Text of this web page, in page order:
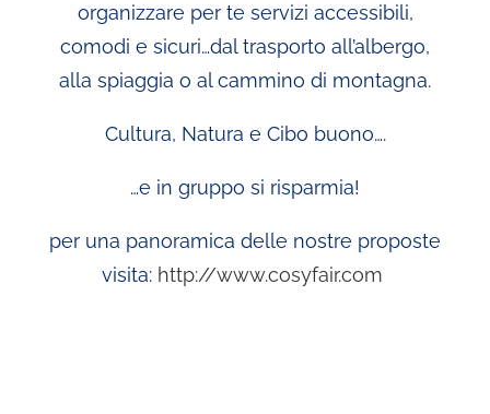
organizzare per te servizi accessibili,
comodi e sicuri…dal trasporto all’albergo,
alla spiaggia o al cammino di montagna.
Cultura, Natura e Cibo buono….
…e in gruppo si risparmia!
per una panoramica delle nostre proposte
visita: http://www.cosyfair.com